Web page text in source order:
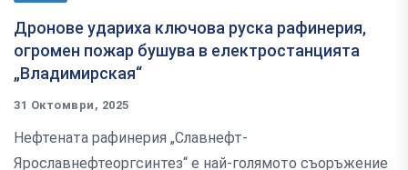
Дронове удариха ключова руска рафинерия,
огромен пожар бушува в електростанцията
„Владимирская“
31 Октомври, 2025
Нефтената рафинерия „Славнефт-
Ярославнефтеоргсинтез“ е най-голямото съоръжение